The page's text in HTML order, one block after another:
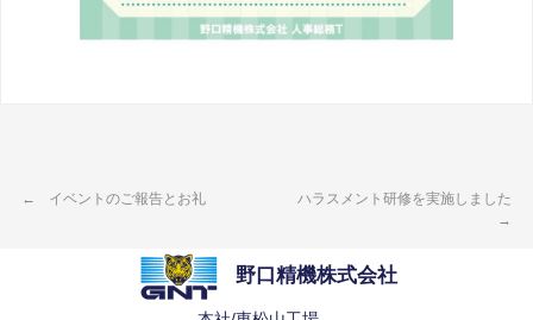
イベントのご報告とお礼 ハラスメント研修を実施しました
野口精機株式会社